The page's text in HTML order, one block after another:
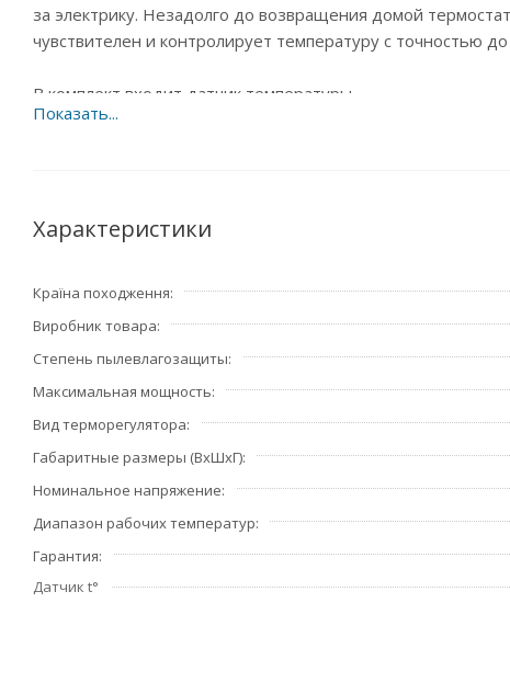
за электрику. Незадолго до возвращения домой
чувствителен и контролирует температуру с точностью до
В комплект входит датчик температуры
Характеристики
Країна походження
Виробник товара
Степень пылевлагозащиты
Максимальная мощность
Вид терморегулятора
Габаритные размеры (ВхШхГ)
Номинальное напряжение
Диапазон рабочих температур
Гарантия
Датчик t°